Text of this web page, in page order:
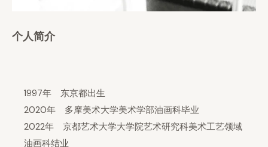
个人简介
1997年 东京都出生
2020年 多摩美术大学美术学部油画科毕业
2022年 京都艺术大学大学院艺术研究科美术工艺领域
油画科结业